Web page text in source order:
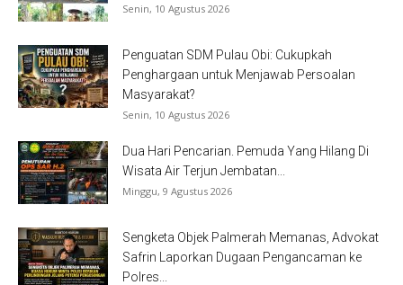
Senin, 10 Agustus 2026
Penguatan SDM Pulau Obi: Cukupkah
Penghargaan untuk Menjawab Persoalan
Masyarakat?
Senin, 10 Agustus 2026
Dua Hari Pencarian. Pemuda Yang Hilang Di
Wisata Air Terjun Jembatan...
Minggu, 9 Agustus 2026
Sengketa Objek Palmerah Memanas, Advokat
Safrin Laporkan Dugaan Pengancaman ke
Polres...